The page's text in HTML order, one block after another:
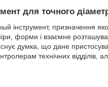
для точного
інструмент, призначення
форми і взаємне
думка, що дане
технічних відділів,